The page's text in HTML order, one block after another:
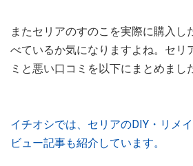
またセリアのすのこを実際に購入し
べているか気になりますよね。セリ
ミと悪い口コミを以下にまとめまし
イチオシでは、セリアのDIY・リメ
ビュー記事も紹介しています。